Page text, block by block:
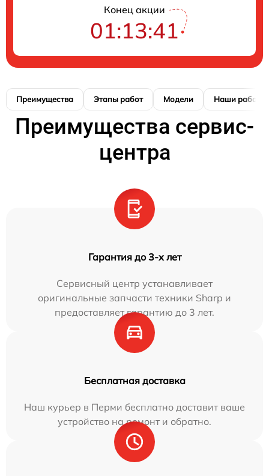
Конец акции
01:13:40
Преимущества Этапы работ Модели Наши работы
Преимущества сервис-
центра
Гарантия до 3-х лет
Сервисный центр устанавливает
оригинальные запчасти техники Sharp и
предоставляет гарантию до 3 лет.
Бесплатная доставка
Наш курьер в Перми бесплатно доставит ваше
устройство на ремонт и обратно.